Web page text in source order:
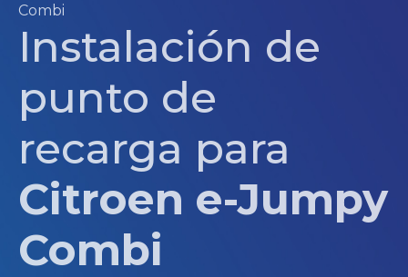
Combi
Instalación de
punto de
recarga para
Citroen e-Jumpy
Combi